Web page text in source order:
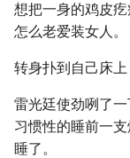
想把一身的鸡皮
怎么老爱装女人。
转身扑到自己床上
雷光廷使劲咧了
习惯性的睡前一
睡了。